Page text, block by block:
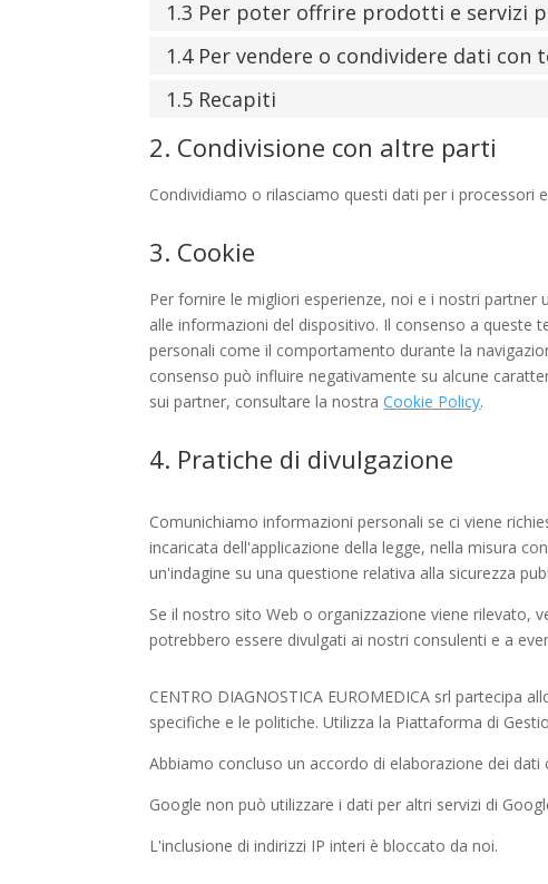
1.3 Per poter offrire prodotti e servizi
1.4 Per vendere o condividere dati con
1.5 Recapiti
2. Condivisione con altre parti
Condividiamo o rilasciamo questi dati per i processori
3. Cookie
Per fornire le migliori esperienze, noi e i nostri
alle informazioni del dispositivo. Il consenso a queste
personali come il comportamento durante la
consenso può influire negativamente su alcune
sui partner, consultare la nostraCookie Policy.
4. Pratiche di divulgazione
Comunichiamo informazioni personali se ci viene
incaricata dell'applicazione della legge, nella misura
un'indagine su una questione relativa alla sicurezza
Se il nostro sito Web o organizzazione viene rilevato,
potrebbero essere divulgati ai nostri consulenti e a
CENTRO DIAGNOSTICA EUROMEDICA srl partecipa
specifiche e le politiche. Utilizza la Piattaforma di
Abbiamo concluso un accordo di elaborazione dei dati
Google non può utilizzare i dati per altri servizi di
L'inclusione di indirizzi IP interi è bloccato da noi.